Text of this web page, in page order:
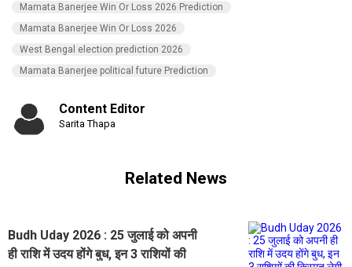
Mamata Banerjee Win Or Loss 2026 Prediction
Mamata Banerjee Win Or Loss 2026
West Bengal election prediction 2026
Mamata Banerjee political future Prediction
Content Editor
Sarita Thapa
Related News
Budh Uday 2026 : 25 जुलाई को अपनी
ही राशि में उदय होंगे बुध, इन 3 राशियों की